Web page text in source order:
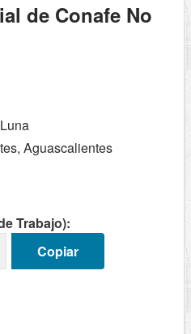
de Conafe No
Aguascalientes
Trabajo):
Copiar